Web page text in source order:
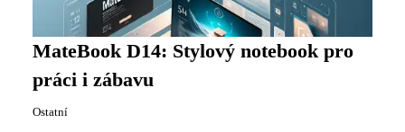
MateBook D14: Stylový notebook pro
práci i zábavu
Ostatní